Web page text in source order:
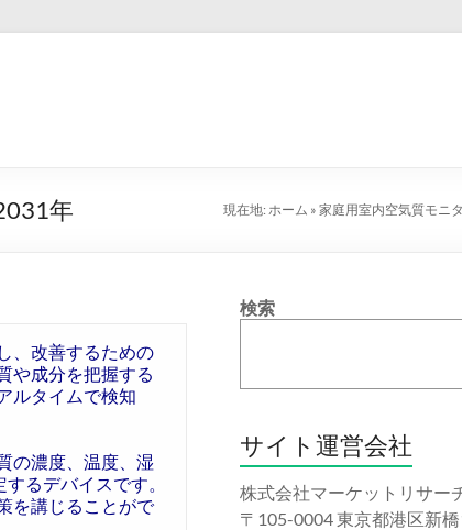
年 現在地: ホーム » 家庭用室内空気質モニ
、改善するための
や成分を把握する
ルタイムで検知
の濃度、温度、湿
るデバイスです。
を講じることがで
検索
サイト運営会社
株式会社マーケットリサー
〒105-0004 東京都港区新